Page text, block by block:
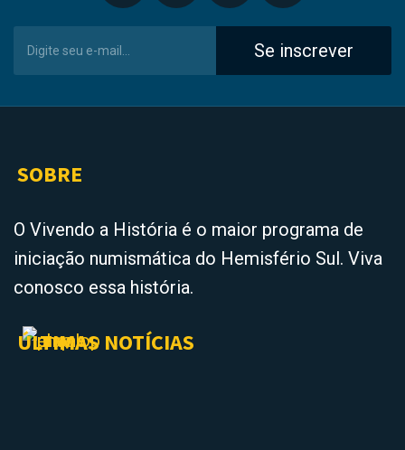
Se inscrever
SOBRE
O Vivendo a História é o maior programa de
iniciação numismática do Hemisfério Sul. Viva
conosco essa história.
ÚLTIMAS NOTÍCIAS